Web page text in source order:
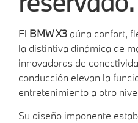
El BMW X3 aúna confort,
la distintiva dinámica de
innovadoras de
conducción elevan la
entretenimiento a otro
Su diseño imponente